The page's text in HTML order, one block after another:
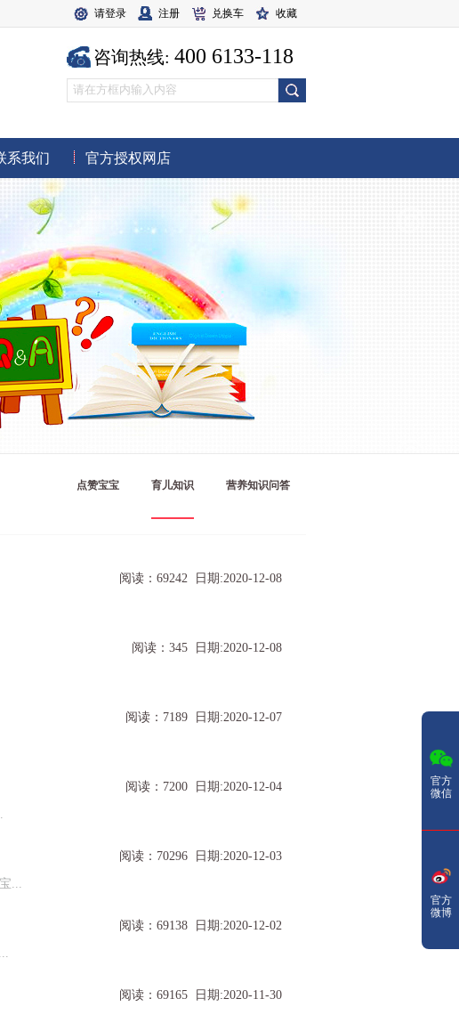
请登录 注册 兑换车 收藏
咨询热线: 400 6133-118
系我们 官方授权网店
点赞宝宝 育儿知识 营养知识问答
阅读：69242 日期:2020-12-08
阅读：345 日期:2020-12-08
阅读：7189 日期:2020-12-07
阅读：7200 日期:2020-12-04
阅读：70296 日期:2020-12-03
...
阅读：69138 日期:2020-12-02
阅读：69165 日期:2020-11-30
官方
微信
官方
微博